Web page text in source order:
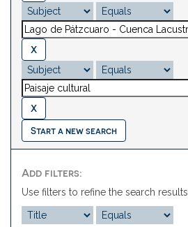
Start a new search
Add filters:
Use filters to refine the search results.